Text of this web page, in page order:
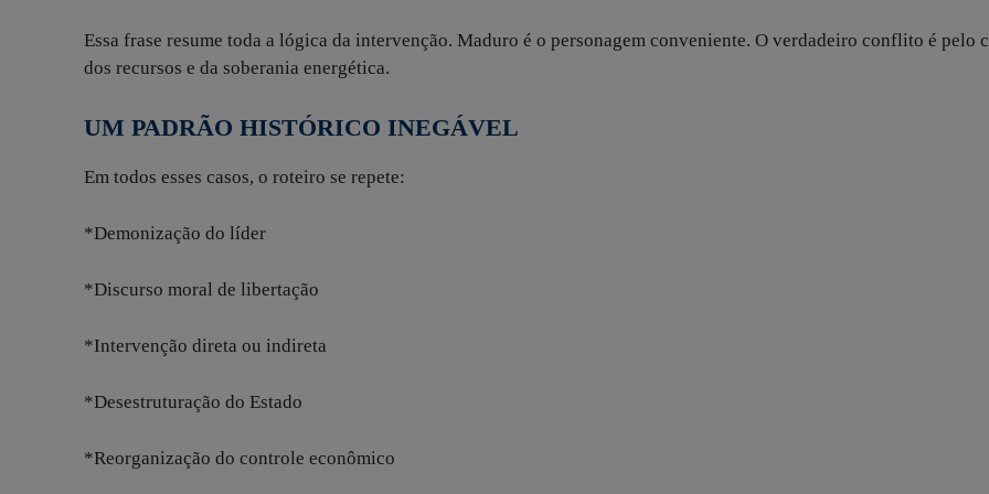
Essa frase resume toda a lógica da intervenção. Maduro é o personagem conveniente. O verdadeiro conflito é pelo
dos recursos e da soberania energética.
UM PADRÃO HISTÓRICO INEGÁVEL
Em todos esses casos, o roteiro se repete:
*Demonização do líder
*Discurso moral de libertação
*Intervenção direta ou indireta
*Desestruturação do Estado
*Reorganização do controle econômico